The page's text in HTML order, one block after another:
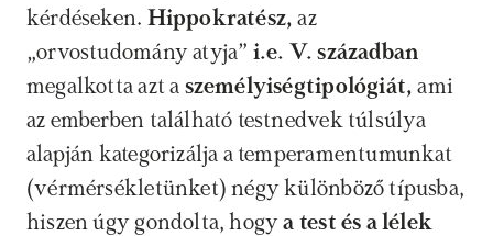
kérdéseken. Hippokratész, az
„orvostudomány atyja” i.e. V. században
megalkotta azt a személyiségtipológiát, ami
az emberben található testnedvek túlsúlya
alapján kategorizálja a temperamentumunkat
(vérmérsékletünket) négy különböző típusba,
hiszen úgy gondolta, hogy a test és a lélek